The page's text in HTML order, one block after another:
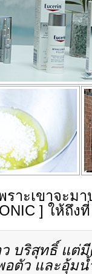
าะเขาจะม
] ให้ถึงที่
ว บริสุทธิ์ แต่
ตัว และอุ้มน้